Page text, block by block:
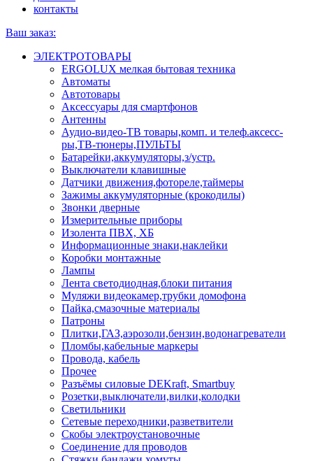
контакты
Ваш заказ:
ЭЛЕКТРОТОВАРЫ
ERGOLUX мелкая бытовая техника
Автоматы
Автотовары
Аксессуары для смартфонов
Антенны
Аудио-видео-ТВ товары,комп. и телеф.аксесс-
ры,ТВ-тюнеры,ПУЛЬТЫ
Батарейки,аккумуляторы,з/устр.
Выключатели клавишные
Датчики движения,фотореле,таймеры
Зажимы аккумуляторные (крокодилы)
Звонки дверные
Измерительные приборы
Изолента ПВХ, ХБ
Информационные знаки,наклейки
Коробки монтажные
Лампы
Лента светодиодная,блоки питания
Муляжи видеокамер,трубки домофона
Пайка,смазочные материалы
Патроны
Плитки,ГАЗ,аэрозоли,бензин,водонагреватели
Пломбы,кабельные маркеры
Провода, кабель
Прочее
Разъёмы силовые DEKraft, Smartbuy
Розетки,выключатели,вилки,колодки
Светильники
Сетевые переходники,разветвители
Скобы электроустановочные
Соединение для проводов